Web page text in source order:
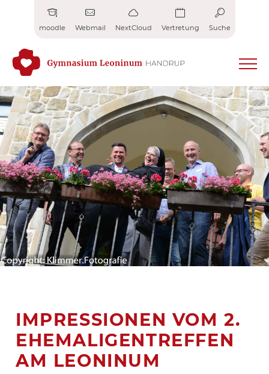
moodle Webmail NextCloud Vertretung Suche
IMPRESSIONEN VOM 2.
EHEMALIGENTREFFEN
AM LEONINUM